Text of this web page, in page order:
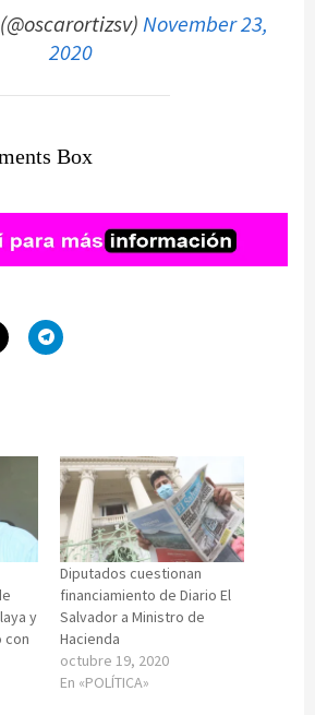
November 23,
2020
Box
y
con
Diputados cuestionan
financiamiento de Diario El
Salvador a Ministro de
Hacienda
octubre 19, 2020
En «POLÍTICA»